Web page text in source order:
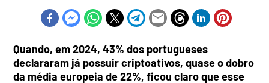
Quando, em 2024, 43% dos portugueses
declararam já possuir criptoativos, quase o dobro
da média europeia de 22%, ficou claro que esse